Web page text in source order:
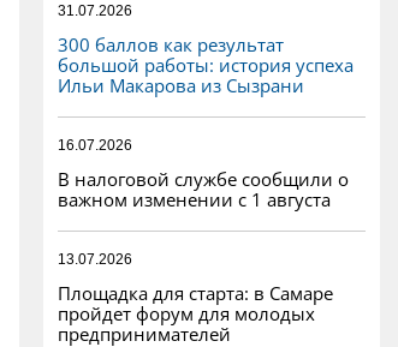
31.07.2026
300 баллов как результат
большой работы: история успеха
Ильи Макарова из Сызрани
16.07.2026
В налоговой службе сообщили о
важном изменении с 1 августа
13.07.2026
Площадка для старта: в Самаре
пройдет форум для молодых
предпринимателей